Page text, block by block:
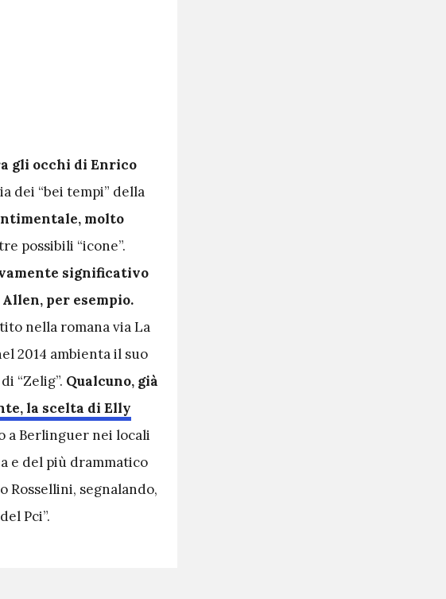
gli occhi di Enrico
dei “bei tempi” della
molto
possibili “icone”.
significativo
per esempio.
nella romana via La
2014 ambienta il suo
“Zelig”. Qualcuno, già
la scelta di Elly
a Berlinguer nei locali
e del più drammatico
Rossellini, segnalando,
Pci”.